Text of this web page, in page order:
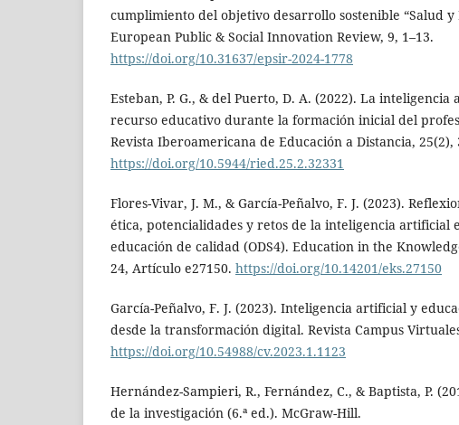
cumplimiento del objetivo desarrollo sostenible “Salud y
European Public & Social Innovation Review, 9, 1–13.
https://doi.org/10.31637/epsir-2024-1778
Esteban, P. G., & del Puerto, D. A. (2022). La inteligencia
recurso educativo durante la formación inicial del
Revista Iberoamericana de Educación a Distancia, 25(2),
https://doi.org/10.5944/ried.25.2.32331
Flores-Vivar, J. M., & García-Peñalvo, F. J. (2023).
ética, potencialidades y retos de la inteligencia artificial
educación de calidad (ODS4). Education in the
24, Artículo e27150. https://doi.org/10.14201/eks.27150
García-Peñalvo, F. J. (2023). Inteligencia artificial y
desde la transformación digital. Revista Campus
https://doi.org/10.54988/cv.2023.1.1123
Hernández-Sampieri, R., Fernández, C., & Baptista, P.
de la investigación (6.ª ed.). McGraw-Hill.